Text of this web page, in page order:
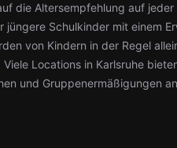
die Altersempfehlung auf
jüngere Schulkinder mit einem
von Kindern in der Regel
Locations in Karlsruhe
und Gruppenermäßigungen